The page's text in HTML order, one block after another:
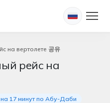
на вертолете 공유
рейс на
17 минут по Абу-Даби